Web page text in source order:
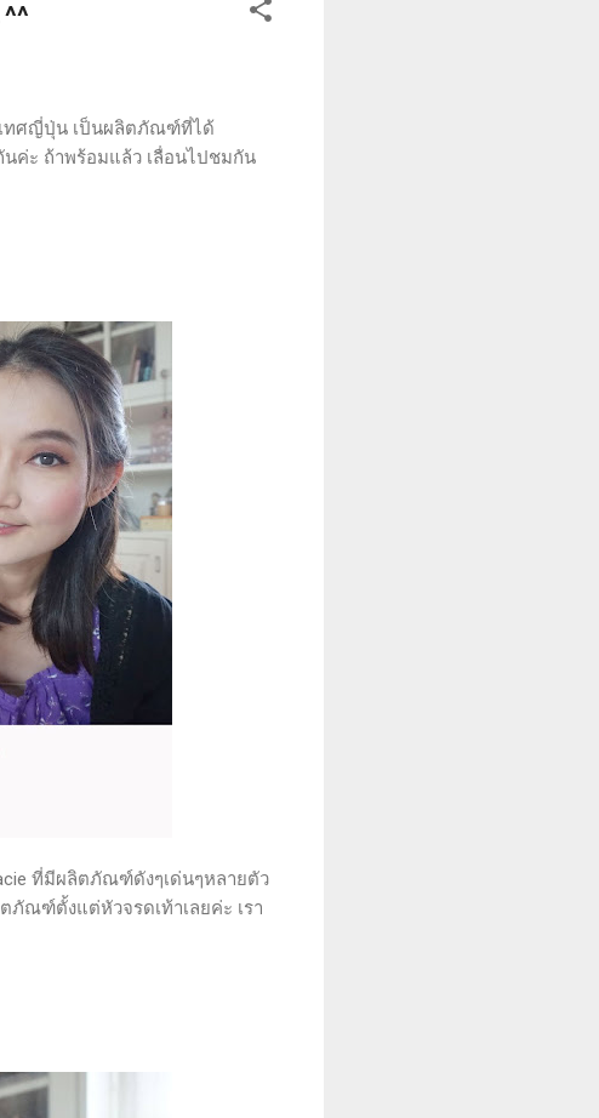
เทศญี่ปุ่น เป็นผลิตภัณฑ์ที่ได้
ค่ะ ถ้าพร้อมแล้ว เลื่อนไปชมกัน
ที่มีผลิตภัณฑ์ดังๆเด่นๆหลายตัว
ภัณฑ์ตั้งแต่หัวจรดเท้าเลยค่ะ เรา